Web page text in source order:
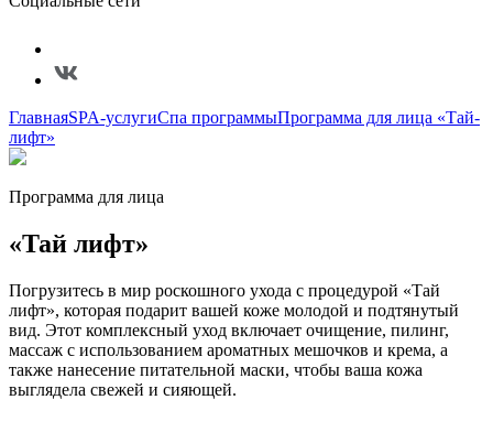
ГлавнаяSPA-услугиСпа программыПрограмма для лица «Тай-
лифт»
Программа для лица
«Тай лифт»
Погрузитесь в мир роскошного ухода с процедурой «Тай
лифт», которая подарит вашей коже молодой и подтянутый
вид. Этот комплексный уход включает очищение, пилинг,
массаж с использованием ароматных мешочков и крема, а
также нанесение питательной маски, чтобы ваша кожа
выглядела свежей и сияющей.